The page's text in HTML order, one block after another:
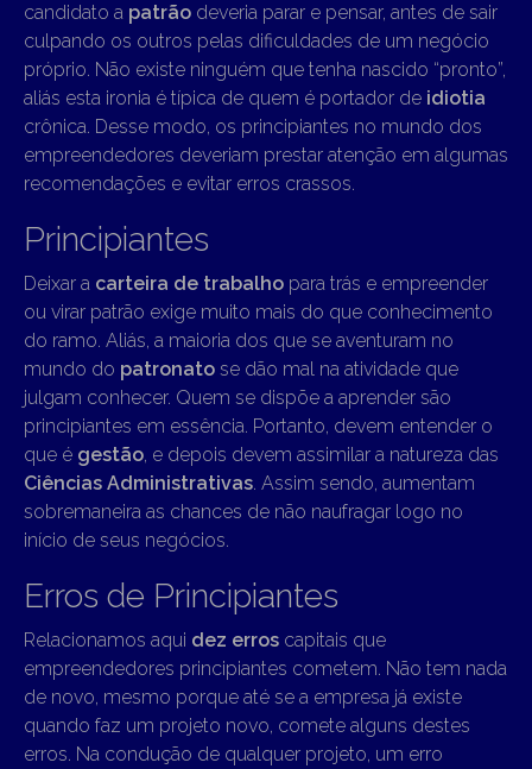
candidato a patrão deveria parar e pensar, antes de sair
culpando os outros pelas dificuldades de um negócio
próprio. Não existe ninguém que tenha nascido “pronto”,
aliás esta ironia é típica de quem é portador de idiotia
crônica. Desse modo, os principiantes no mundo dos
empreendedores deveriam prestar atenção em algumas
recomendações e evitar erros crassos.
Principiantes
Deixar a carteira de trabalho para trás e empreender
ou virar patrão exige muito mais do que conhecimento
do ramo. Aliás, a maioria dos que se aventuram no
mundo do patronato se dão mal na atividade que
julgam conhecer. Quem se dispõe a aprender são
principiantes em essência. Portanto, devem entender o
que é gestão, e depois devem assimilar a natureza das
Ciências Administrativas. Assim sendo, aumentam
sobremaneira as chances de não naufragar logo no
início de seus negócios.
Erros de Principiantes
Relacionamos aqui dez erros capitais que
empreendedores principiantes cometem. Não tem nada
de novo, mesmo porque até se a empresa já existe
quando faz um projeto novo, comete alguns destes
erros. Na condução de qualquer projeto, um erro